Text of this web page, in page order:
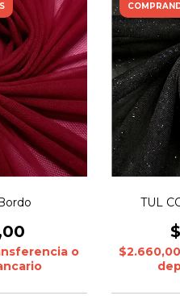
o
TUL
$2.660,00